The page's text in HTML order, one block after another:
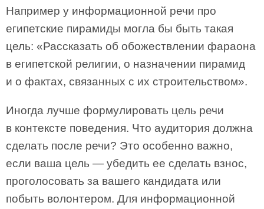
Например у информационной речи про
египетские пирамиды могла бы быть такая
цель: «Рассказать об обожествлении фараона
в египетской религии, о назначении пирамид
и о фактах, связанных с их строительством».
Иногда лучше формулировать цель речи
в контексте поведения. Что аудитория должна
сделать после речи? Это особенно важно,
если ваша цель — убедить ее сделать взнос,
проголосовать за вашего кандидата или
побыть волонтером. Для информационной